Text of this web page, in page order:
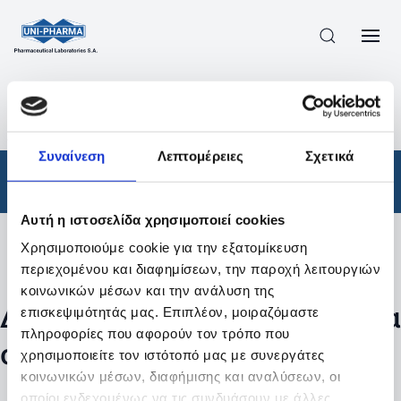
Συναίνεση Λεπτομέρειες Σχετικά
Αυτή η ιστοσελίδα χρησιμοποιεί cookies
Χρησιμοποιούμε cookie για την εξατομίκευση
περιεχομένου και διαφημίσεων, την παροχή λειτουργιών
κοινωνικών μέσων και την ανάλυση της
επισκεψιμότητάς μας. Επιπλέον, μοιραζόμαστε
πληροφορίες που αφορούν τον τρόπο που
χρησιμοποιείτε τον ιστότοπό μας με συνεργάτες
κοινωνικών μέσων, διαφήμισης και αναλύσεων, οι
οποίοι ενδεχομένως να τις συνδυάσουν με άλλες
ΠΡΟΪΟΝΤΑ
ΑΠΟΤΕΛΕΣΜΑΤΑ ΑΝΑΖΗΤΗΣΗΣ
Φάρμακα
Φίλτρα
Δεν βρέθηκαν προϊόντα με τα
συγκεκριμένα φίλτρα